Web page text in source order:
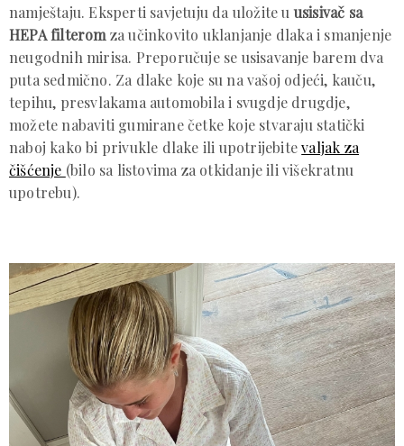
namještaju. Eksperti savjetuju da uložite u usisivač sa
HEPA filterom za učinkovito uklanjanje dlaka i smanjenje
neugodnih mirisa. Preporučuje se usisavanje barem dva
puta sedmično. Za dlake koje su na vašoj odjeći, kauču,
tepihu, presvlakama automobila i svugdje drugdje,
možete nabaviti gumirane četke koje stvaraju statički
naboj kako bi privukle dlake ili upotrijebitevaljak za
čišćenje (bilo sa listovima za otkidanje ili višekratnu
upotrebu).